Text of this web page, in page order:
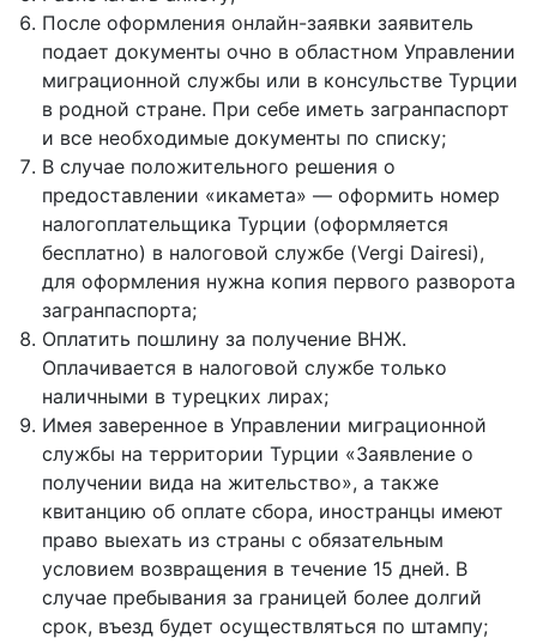
После оформления онлайн-заявки заявитель
подает документы очно в областном Управлении
миграционной службы или в консульстве Турции
в родной стране. При себе иметь загранпаспорт
и все необходимые документы по списку;
В случае положительного решения о
предоставлении «икамета» — оформить номер
налогоплательщика Турции (оформляется
бесплатно) в налоговой службе (Vergi Dairesi),
для оформления нужна копия первого разворота
загранпаспорта;
Оплатить пошлину за получение ВНЖ.
Оплачивается в налоговой службе только
наличными в турецких лирах;
Имея заверенное в Управлении миграционной
службы на территории Турции «Заявление о
получении вида на жительство», а также
квитанцию об оплате сбора, иностранцы имеют
право выехать из страны с обязательным
условием возвращения в течение 15 дней. В
случае пребывания за границей более долгий
срок, въезд будет осуществляться по штампу;